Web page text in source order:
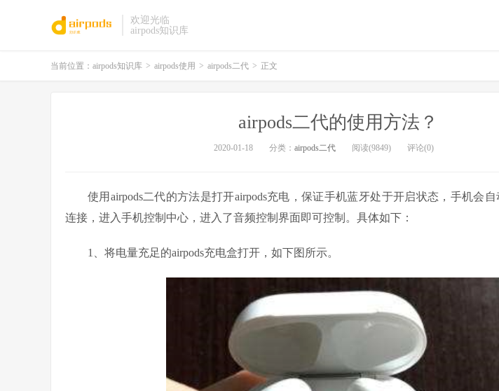
欢迎光临
airpods知识库
当前位置： airpods知识库 > airpods使用 > airpods二代 > 正文
airpods二代的使用方法？
2020-01-18 分类： airpods二代 阅读(9849) 评论(0)
使用airpods二代的方法是打开airpods充电，保证手机蓝牙处于开启状态，手机会
连接，进入手机控制中心，进入了音频控制界面即可控制。具体如下：
1、将电量充足的airpods充电盒打开，如下图所示。